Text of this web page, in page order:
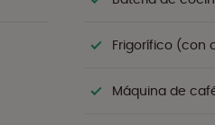
Frigorífico (con
Máquina de